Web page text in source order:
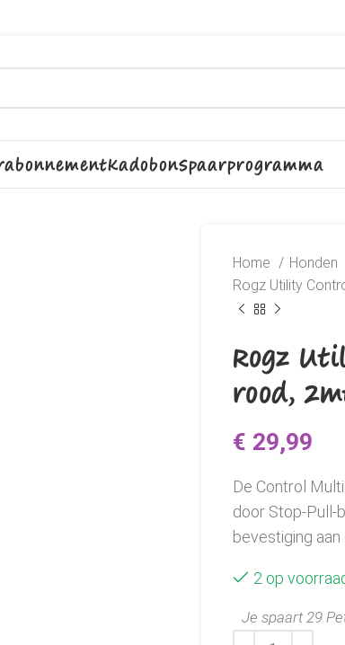
KadobonSpaarprogramma
Home Honden
Rogz Utility
Rogz
rood,
€ 29,99
De Control
door Stop-Pull-
bevestiging
2 op
Je spaart 29